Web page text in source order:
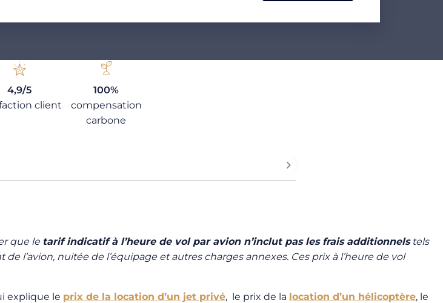
4,9/5
client
100%
compensation
carbone
que le tarif indicatif à l’heure de vol par avion n’inclut pas les frais additionnelstels
l’avion, nuitée de l’équipage et autres charges annexes. Ces prix à l’heure de vol
explique le prix de la location d’un jet privé, le prix de la location d’un hélicoptère, le